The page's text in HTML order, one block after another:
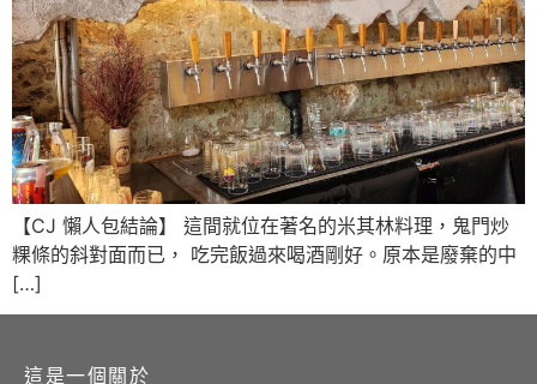
【CJ 懶人包結論】 這間就位在著名的米其林料理，鬼門炒
粿條的斜對面而已， 吃完飯過來喝酒剛好。原本是廢棄的中
[…]
這是一個關於